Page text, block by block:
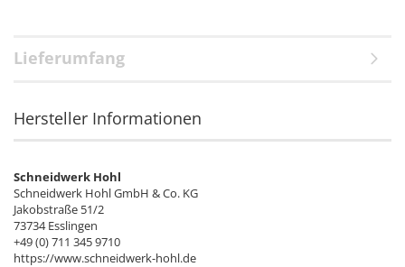
Lieferumfang
Hersteller Informationen
Schneidwerk Hohl
Schneidwerk Hohl GmbH & Co. KG
Jakobstraße 51/2
73734 Esslingen
+49 (0) 711 345 9710
https://www.schneidwerk-hohl.de